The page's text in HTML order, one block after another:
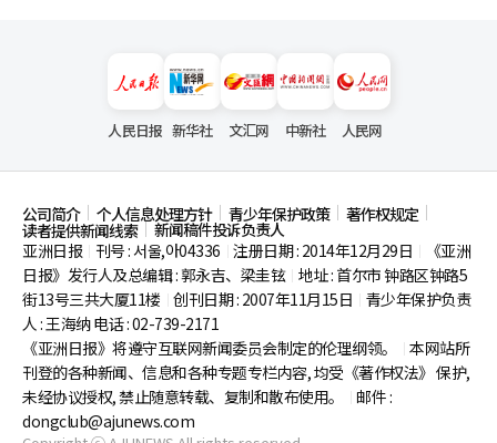
人民日报 新华社 文汇网 中新社 人民网
公司简介 个人信息处理方针 青少年保护政策 著作权规定
读者提供新闻线索
新闻稿件投诉负责人
亚洲日报
刊号 : 서울,아04336 注册日期 : 2014年12月29日
《亚洲
日报》发行人及总编辑 : 郭永吉、梁圭铉 地址 : 首尔市钟路区钟路5
街13号三共大厦11楼 创刊日期 : 2007年11月15日
青少年保护负责
人 : 王海纳 电话 : 02-739-2171
《亚洲日报》将遵守互联网新闻委员会制定的伦理纲领。
本网站所
刊登的各种新闻、信息和各种专题专栏内容, 均受《著作权法》 保护,
未经协议授权, 禁止随意转载、复制和散布使用。
邮件 :
dongclub@ajunews.com